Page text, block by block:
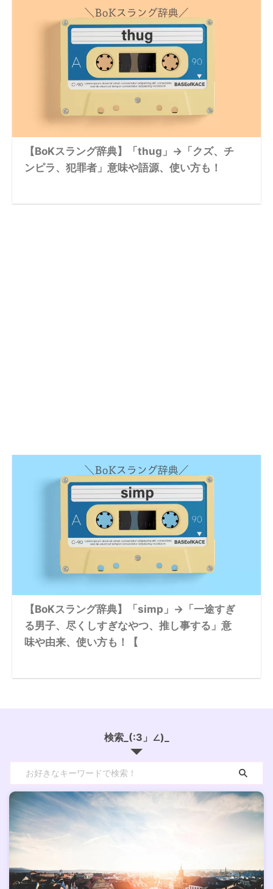
【BoKスラング辞典】「thug」→「クズ、チ
ンピラ、犯罪者」意味や語源、使い方も！
【BoKスラング辞典】「simp」→「一途すぎ
る男子、尽くしすぎなやつ、推し事する」意
味や由来、使い方も！【
検索_(:3」∠)_